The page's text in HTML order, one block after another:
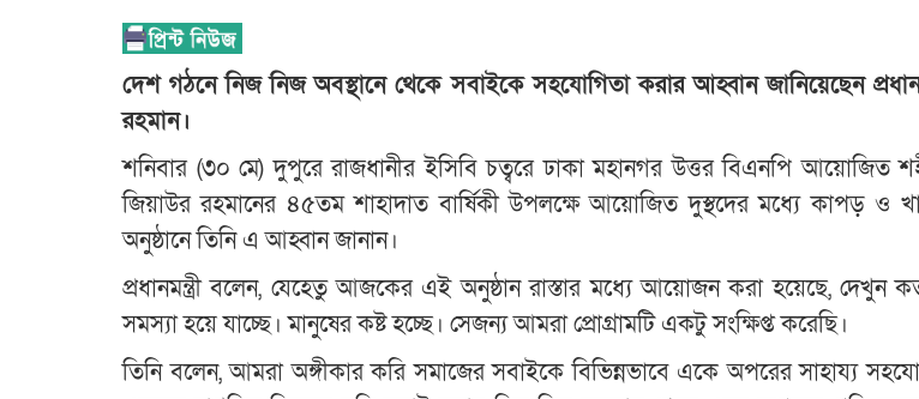
দেশ গঠনে নিজ নিজ অবস্থানে থেকে সবাইকে সহযোগিতা করার আহ্বান জানিয়েছেন
রহমান।
শনিবার (৩০ মে) দুপুরে রাজধানীর ইসিবি চত্বরে ঢাকা মহানগর উত্তর বিএনপি আয়োজিত
জিয়াউর রহমানের ৪৫তম শাহাদাত বার্ষিকী উপলক্ষে আয়োজিত দুস্থদের মধ্যে কাপড় ও
অনুষ্ঠানে তিনি এ আহ্বান জানান।
প্রধানমন্ত্রী বলেন, যেহেতু আজকের এই অনুষ্ঠান রাস্তার মধ্যে আয়োজন করা হয়েছে, দেখুন
সমস্যা হয়ে যাচ্ছে। মানুষের কষ্ট হচ্ছে। সেজন্য আমরা প্রোগ্রামটি একটু সংক্ষিপ্ত করেছি।
তিনি বলেন, আমরা অঙ্গীকার করি সমাজের সবাইকে বিভিন্নভাবে একে অপরের সাহায্য